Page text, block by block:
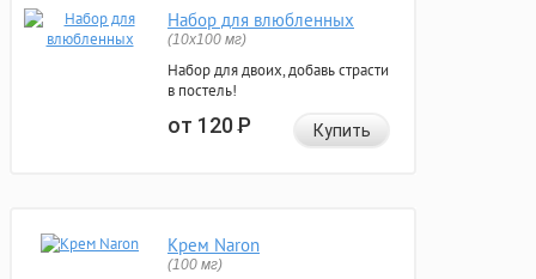
Набор для влюбленных
(10х100 мг)
Набор для двоих, добавь страсти
в постель!
от 120Р Купить
Крем Naron
(100 мг)